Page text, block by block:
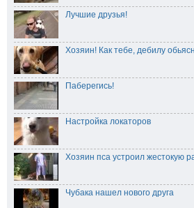
Лучшие друзья!
Хозяин! Как тебе, дебилу
Паберегись!
Настройка локаторов
Хозяин пса устроил жестокую
Чубака нашел нового друга